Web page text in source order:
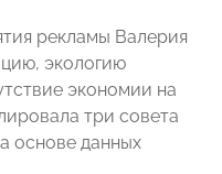
рекламы Валерия
экологию
экономии на
три совета
основе данных